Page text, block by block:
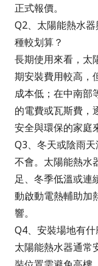
正式報價。
Q2、太陽能熱水
種較划算？
長期使用來看，太
期安裝費用較高，
成本低；在中南部
的電費或瓦斯費，
安全與環保的家庭
Q3、冬天或陰雨
不會。太陽能熱水
足、冬季低溫或連
動啟動電熱輔助加
響。
Q4、安裝場地有
太陽能熱水器通常